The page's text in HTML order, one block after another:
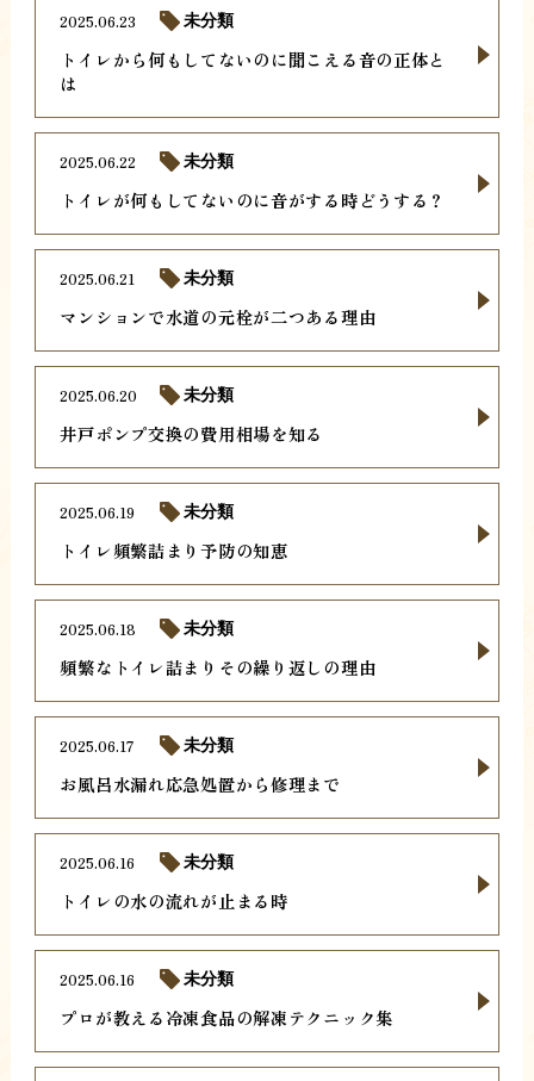
トイレから何もしてないのに聞こえる音の正体と
は
2025.06.23 未分類
トイレが何もしてないのに音がする時どうする？
2025.06.22 未分類
マンションで水道の元栓が二つある理由
2025.06.21 未分類
井戸ポンプ交換の費用相場を知る
2025.06.20 未分類
トイレ頻繁詰まり予防の知恵
2025.06.19 未分類
頻繁なトイレ詰まりその繰り返しの理由
2025.06.18 未分類
お風呂水漏れ応急処置から修理まで
2025.06.17 未分類
トイレの水の流れが止まる時
2025.06.16 未分類
プロが教える冷凍食品の解凍テクニック集
2025.06.16 未分類